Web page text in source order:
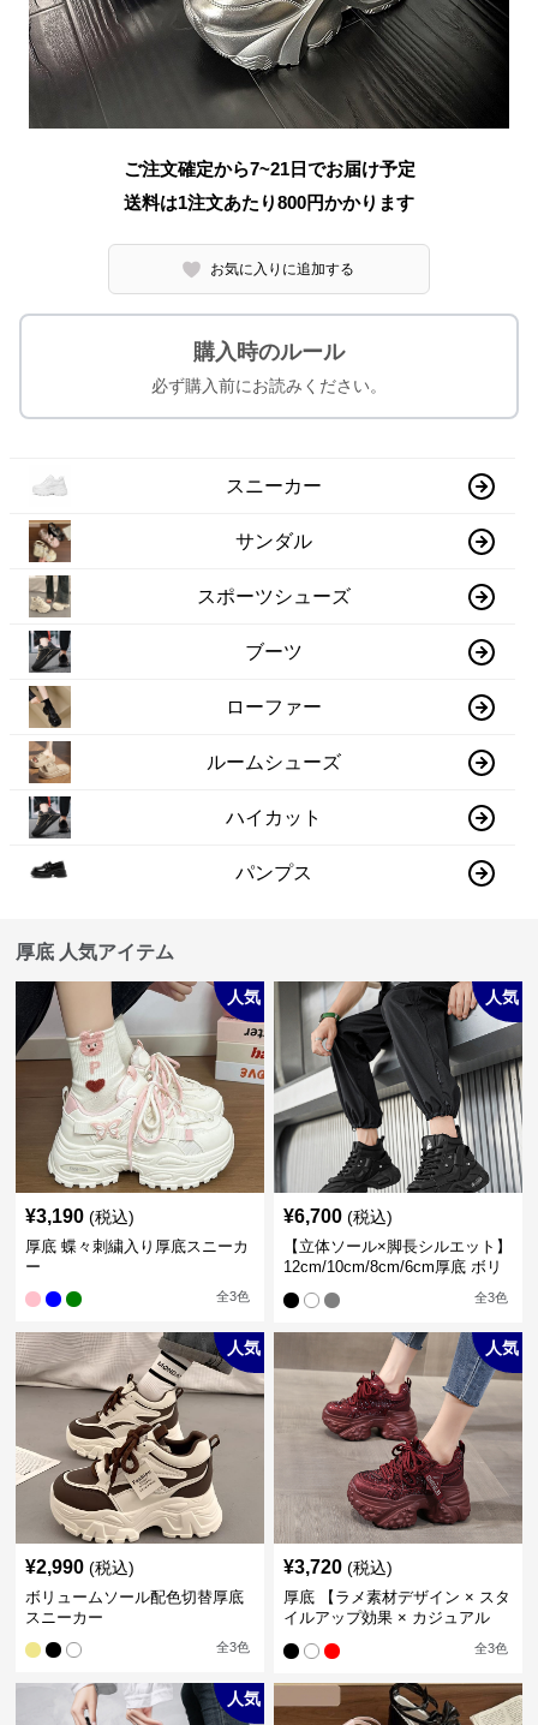
ご注文確定から7~21日でお届け予定
送料は1注文あたり800円かかります
お気に入りに追加する
購入時のルール
必ず購入前にお読みください。
スニーカー
サンダル
スポーツシューズ
ブーツ
ローファー
ルームシューズ
ハイカット
パンプス
厚底 人気アイテム
人気
¥3,190 (税込)
厚底 蝶々刺繍入り厚底スニーカ
ー
全3色
人気
¥6,700 (税込)
【立体ソール×脚長シルエット】
12cm/10cm/8cm/6cm厚底 ボリ
ュームソール立体設計ハイカッ
トスニーカー｜スニーカー・ハ
イカット
全3色
人気
¥2,990 (税込)
ボリュームソール配色切替厚底
スニーカー
全3色
人気
¥3,720 (税込)
厚底 【ラメ素材デザイン × スタ
イルアップ効果 × カジュアル
系】厚底デザインスニーカー
全3色
人気